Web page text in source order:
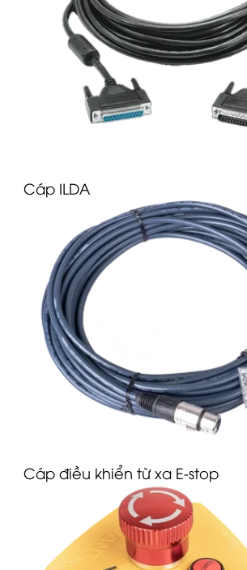
Cáp ILDA
Cáp điều khiển từ xa E-stop